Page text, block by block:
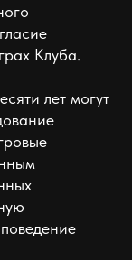
Клуба.
лет могут